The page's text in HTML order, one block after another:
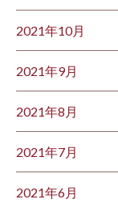
2021年10月
2021年9月
2021年8月
2021年7月
2021年6月